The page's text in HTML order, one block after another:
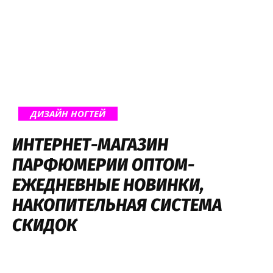
ДИЗАЙН НОГТЕЙ
ИНТЕРНЕТ-МАГАЗИН
ПАРФЮМЕРИИ ОПТОМ-
ЕЖЕДНЕВНЫЕ НОВИНКИ,
НАКОПИТЕЛЬНАЯ СИСТЕМА
СКИДОК